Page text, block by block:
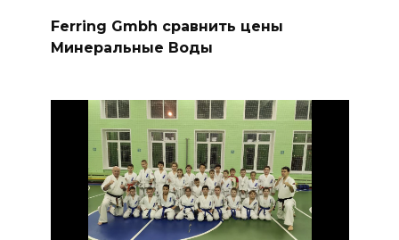
Ferring Gmbh сравнить цены
Минеральные Воды